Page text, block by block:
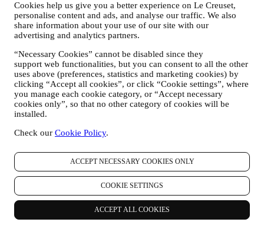
Cookies help us give you a better experience on Le Creuset,
personalise content and ads, and analyse our traffic. We also
share information about your use of our site with our
advertising and analytics partners.
“Necessary Cookies” cannot be disabled since they
support web functionalities, but you can consent to all the other
uses above (preferences, statistics and marketing cookies) by
clicking “Accept all cookies”, or click “Cookie settings”, where
you manage each cookie category, or “Accept necessary
cookies only”, so that no other category of cookies will be
installed.
Check our Cookie Policy.
ACCEPT NECESSARY COOKIES ONLY
COOKIE SETTINGS
ACCEPT ALL COOKIES
Produits
Cuisine & Pâtisserie
Service de table
Les indispensables de la Cuisine
Cadeaux
Découvrir
Recettes
Nos Histoires
Concours
À propos de Le Creuset
Notre Savoir-faire
Trouver une Boutique Signature